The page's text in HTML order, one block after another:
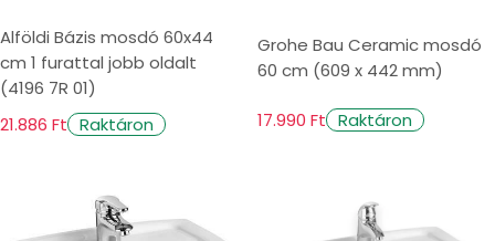
Alföldi Bázis mosdó 60x44
cm 1 furattal jobb oldalt
(4196 7R 01)
21.886 Ft Raktáron
Grohe Bau Ceramic mosdó
60 cm (609 x 442 mm)
17.990 Ft Raktáron